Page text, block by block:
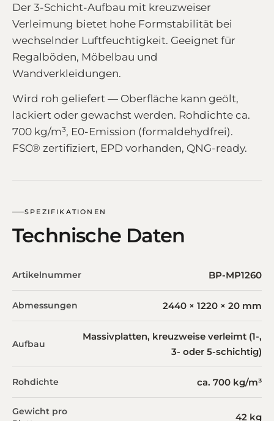
Der 3-Schicht-Aufbau mit kreuzweiser
Verleimung bietet hohe Formstabilität bei
wechselnder Luftfeuchtigkeit. Geeignet für
Regalböden, Möbelbau und
Wandverkleidungen.
Wird roh geliefert — Oberfläche kann geölt,
lackiert oder gewachst werden. Rohdichte ca.
700 kg/m³, E0-Emission (formaldehydfrei).
FSC® zertifiziert, EPD vorhanden, QNG-ready.
SPEZIFIKATIONEN
Technische Daten
Artikelnummer BP-MP1260
Abmessungen 2440 × 1220 × 20 mm
Aufbau
Massivplatten, kreuzweise verleimt (1-,
3- oder 5-schichtig)
Rohdichte ca. 700 kg/m³
Gewicht pro
42 kg